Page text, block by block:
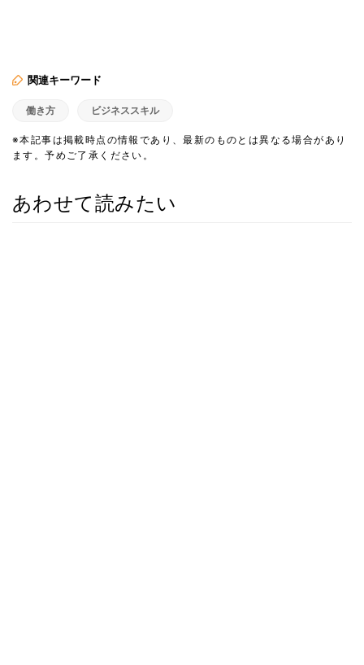
関連キーワード
働き方 ビジネススキル
※本記事は掲載時点の情報であり、最新のものとは異なる場合があり
ます。予めご了承ください。
あわせて読みたい